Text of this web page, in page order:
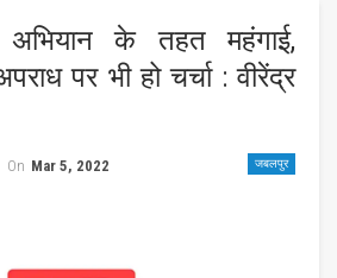
के तहत महंगाई,
पर भी हो चर्चा : वीरेंद्र
जबलपुर
On Mar 5, 2022